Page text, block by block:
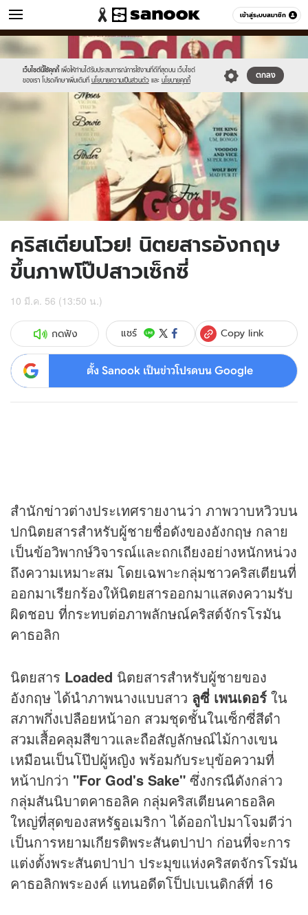
เข้าสู่ระบบสมาชิก
ข่าว หมวดอื่นๆ
เว็บไซต์นี้ใช้คุกกี้ เพื่อให้ท่านได้รับประสบการณ์การใช้งานที่ดีที่สุดบน เว็บไซต์
ของเรา โปรดศึกษาเพิ่มเติมที่ นโยบายความเป็นส่วนตัว และ นโยบายคุกกี้
ตกลง
Sanook
//s.isanook.com/sr/0/images/logo-
new-
sanook.png
600
60
//s.isanook.com/ns/0/ud/234/1173403/news09-
1.jpg
คริสเตียนโวย! นิตยสารอังกฤษ
ขึ้นภาพโป๊ปสาวเซ็กซี่
10 มี.ค. 56 (13:50 น.)
กดฟัง แชร์ Copy link
ตั้ง Sanook เป็นข่าวโปรดบน Google
สำนักข่าวต่างประเทศรายงานว่า ภาพวาบหวิวบน
ปกนิตยสารสำหรับผู้ชายชื่อดังของอังกฤษ กลาย
เป็นข้อวิพากษ์วิจารณ์และถกเถียงอย่างหนักหน่วง
ถึงความเหมาะสม โดยเฉพาะกลุ่มชาวคริสเตียนที่
ออกมาเรียกร้องให้นิตยสารออกมาแสดงความรับ
ผิดชอบ ที่กระทบต่อภาพลักษณ์คริสต์จักรโรมัน
คาธอลิก
นิตยสาร Loaded นิตยสารสำหรับผู้ชายของ
อังกฤษ ได้นำภาพนางแบบสาว ลูซี่ เพนเดอร์ ใน
สภาพกึ่งเปลือยหน้าอก สวมชุดชั้นในเซ็กซี่สีดำ
สวมเสื้อคลุมสีขาวและถือสัญลักษณ์ไม้กางเขน
เหมือนเป็นโป๊ปผู้หญิง พร้อมกับระบุข้อความที่
หน้าปกว่า "For God's Sake" ซึ่งกรณีดังกล่าว
กลุ่มสันนิบาตคาธอลิค กลุ่มคริสเตียนคาธอลิค
ใหญ่ที่สุดของสหรัฐอเมริกา ได้ออกไปมาโจมตีว่า
เป็นการหยามเกียรติพระสันตปาปา ก่อนที่จะการ
แต่งตั้งพระสันตปาปา ประมุขแห่งคริสตจักรโรมัน
คาธอลิกพระองค์ แทนอดีตโป็ปเบเนดิกส์ที่ 16